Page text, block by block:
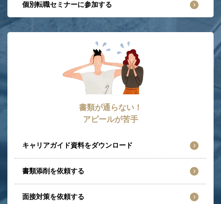
個別転職セミナーに参加する
書類が通らない！
アピールが苦手
キャリアガイド資料をダウンロード
書類添削を依頼する
面接対策を依頼する